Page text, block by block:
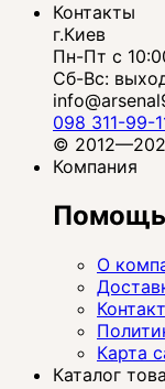
Контакты
г.Киев
Пн-Пт с
Сб-Вс:
098 311-99-
©
Компания
Помощь
О
Карта
Каталог